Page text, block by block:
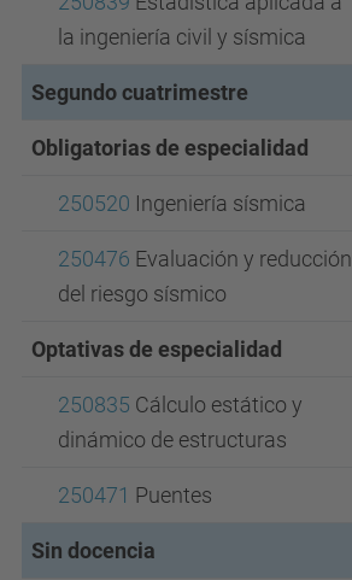
la ingeniería civil y sísmica
Segundo cuatrimestre
Obligatorias de especialidad
250520 Ingeniería sísmica
250476 Evaluación y reducción
del riesgo sísmico
Optativas de especialidad
250835 Cálculo estático y
dinámico de estructuras
250471 Puentes
Sin docencia